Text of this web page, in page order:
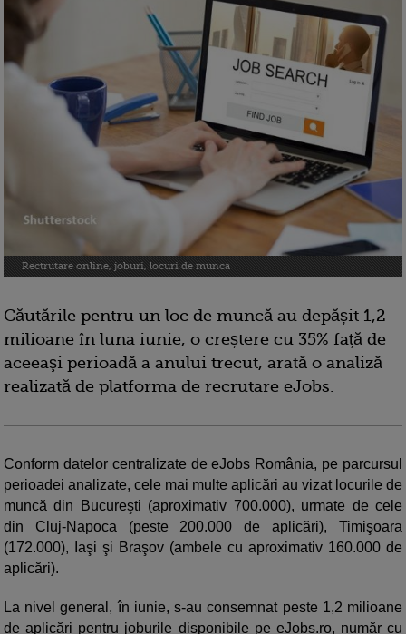
Rectrutare online, joburi, locuri de munca
Căutările pentru un loc de muncă au depășit 1,2
milioane în luna iunie, o creștere cu 35% față de
aceeaşi perioadă a anului trecut, arată o analiză
realizată de platforma de recrutare eJobs.
Conform datelor centralizate de eJobs România, pe parcursul
perioadei analizate, cele mai multe aplicări au vizat locurile de
muncă din Bucureşti (aproximativ 700.000), urmate de cele
din Cluj-Napoca (peste 200.000 de aplicări), Timişoara
(172.000), Iaşi şi Braşov (ambele cu aproximativ 160.000 de
aplicări).
La nivel general, în iunie, s-au consemnat peste 1,2 milioane
de aplicări pentru joburile disponibile pe eJobs.ro, număr cu